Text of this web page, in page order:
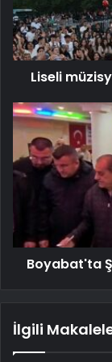
Liseli
Boyabat'ta
İlgili